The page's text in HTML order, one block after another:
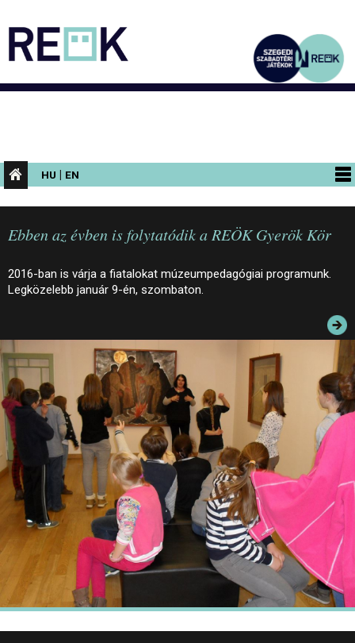
HU | EN
PROGRAMOK
KIÁLLÍTÁSOK
AZ ÉPÜLET
INFORMÁCIÓK
JEGYEK
ELÉRHETŐSÉG
PALOTASÉTÁK ÉS VEZETÉSEK
KÖZÉRDEKŰ ADATOK
Ebben az évben is folytatódik a REÖK Gyerök Kör
2016-ban is várja a fiatalokat múzeumpedagógiai programunk.
Legközelebb január 9-én, szombaton.